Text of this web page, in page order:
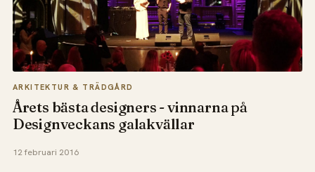
ARKITEKTUR & TRÄDGÅRD
Årets bästa designers - vinnarna på
Designveckans galakvällar
12 februari 2016